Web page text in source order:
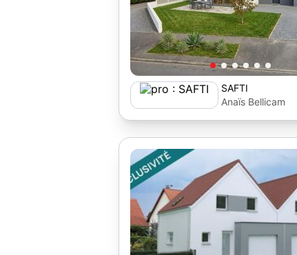
SAFTI
Anaïs Bellicam